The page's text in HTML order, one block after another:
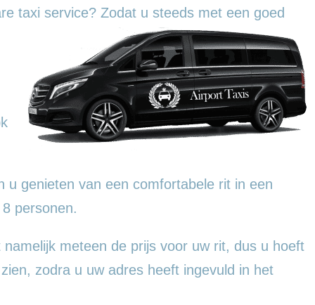
taxi service? Zodat u steeds met een goed
genieten van een comfortabele rit in een
personen.
meteen de prijs voor uw rit, dus u hoeft
zodra u uw adres heeft ingevuld in het